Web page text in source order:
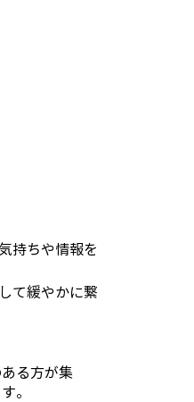
持ちや情報を
て緩やかに繋
る方が集
。